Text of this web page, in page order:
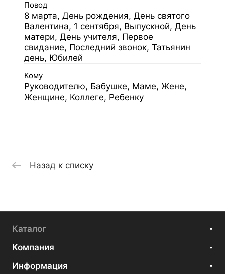
Повод
8 марта, День рождения, День святого
Валентина, 1 сентября, Выпускной, День
матери, День учителя, Первое
свидание, Последний звонок, Татьянин
день, Юбилей
Кому
Руководителю, Бабушке, Маме, Жене,
Женщине, Коллеге, Ребенку
Назад к списку
Каталог
Компания
Информация